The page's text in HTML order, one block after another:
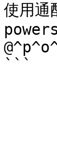
使用通